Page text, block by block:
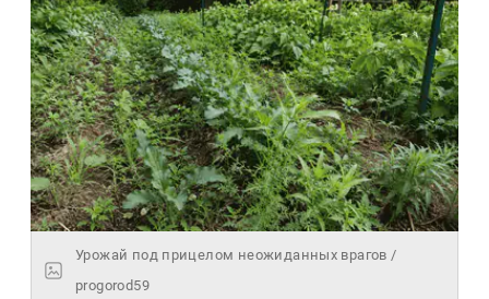
Урожай под прицелом неожиданных врагов /
progorod59